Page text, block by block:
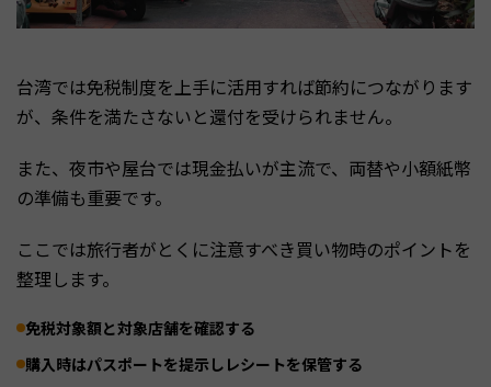
台湾では免税制度を上手に活用すれば節約につながります
が、条件を満たさないと還付を受けられません。
また、夜市や屋台では現金払いが主流で、両替や小額紙幣
の準備も重要です。
ここでは旅行者がとくに注意すべき買い物時のポイントを
整理します。
免税対象額と対象店舗を確認する
購入時はパスポートを提示しレシートを保管する